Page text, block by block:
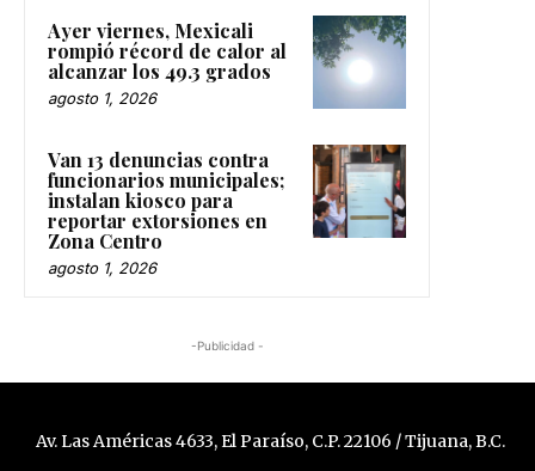
Ayer viernes, Mexicali
rompió récord de calor al
alcanzar los 49.3 grados
agosto 1, 2026
Van 13 denuncias contra
funcionarios municipales;
instalan kiosco para
reportar extorsiones en
Zona Centro
agosto 1, 2026
-Publicidad -
Av. Las Américas 4633, El Paraíso, C.P. 22106 / Tijuana, B.C.